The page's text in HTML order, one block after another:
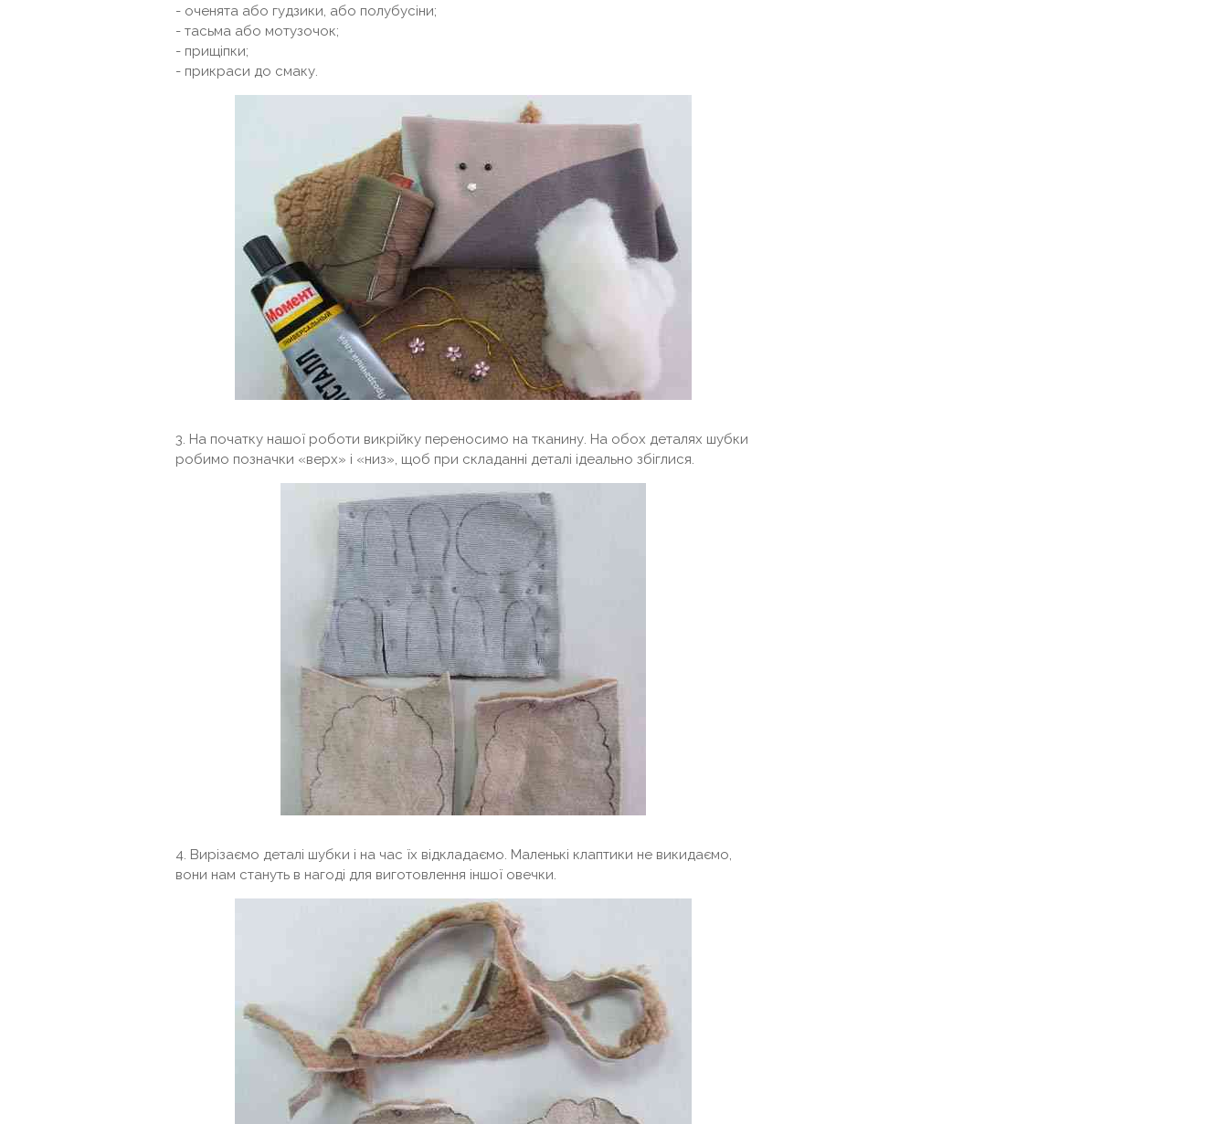
- оченята або гудзики, або полубусіни;
- тасьма або мотузочок;
- прищіпки;
- прикраси до смаку.
3. На початку нашої роботи викрійку переносимо на тканину. На обох деталях шубки
робимо позначки «верх» і «низ», щоб при складанні деталі ідеально збіглися.
4. Вирізаємо деталі шубки і на час їх відкладаємо. Маленькі клаптики не викидаємо,
вони нам стануть в нагоді для виготовлення іншої овечки.